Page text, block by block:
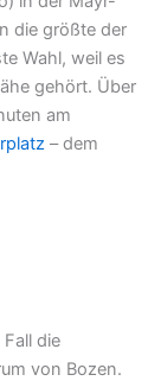
die größte der
Wahl, weil es
gehört. Über
am
– dem
die
von Bozen.